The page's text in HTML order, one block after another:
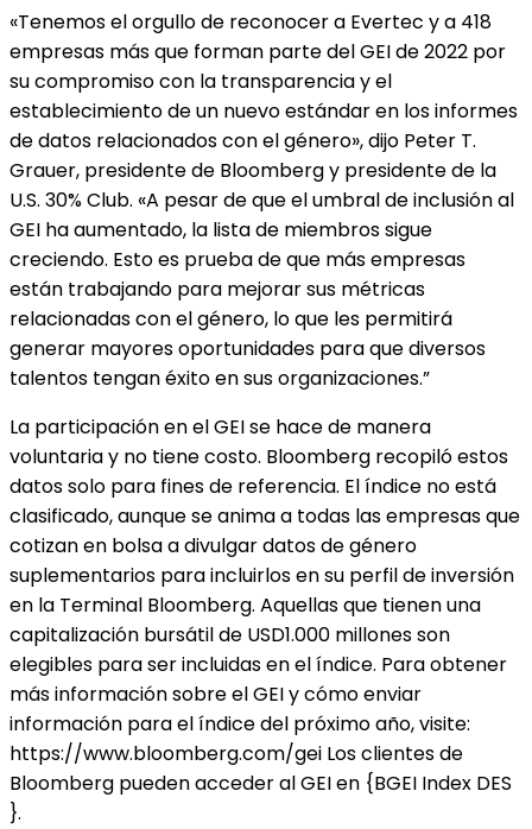
«Tenemos el orgullo de reconocer a Evertec y a 418
empresas más que forman parte del GEI de 2022 por
su compromiso con la transparencia y el
establecimiento de un nuevo estándar en los informes
de datos relacionados con el género», dijo Peter T.
Grauer, presidente de Bloomberg y presidente de la
U.S. 30% Club. «A pesar de que el umbral de inclusión al
GEI ha aumentado, la lista de miembros sigue
creciendo. Esto es prueba de que más empresas
están trabajando para mejorar sus métricas
relacionadas con el género, lo que les permitirá
generar mayores oportunidades para que diversos
talentos tengan éxito en sus organizaciones.”
La participación en el GEI se hace de manera
voluntaria y no tiene costo. Bloomberg recopiló estos
datos solo para fines de referencia. El índice no está
clasificado, aunque se anima a todas las empresas que
cotizan en bolsa a divulgar datos de género
suplementarios para incluirlos en su perfil de inversión
en la Terminal Bloomberg. Aquellas que tienen una
capitalización bursátil de USD1.000 millones son
elegibles para ser incluidas en el índice. Para obtener
más información sobre el GEI y cómo enviar
información para el índice del próximo año, visite:
https://www.bloomberg.com/gei Los clientes de
Bloomberg pueden acceder al GEI en {BGEI Index DES
}.